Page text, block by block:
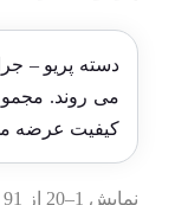
دسته پریو –
می روند.
کیفیت عرضه
نمایش 1–20 از 91 نتیجه